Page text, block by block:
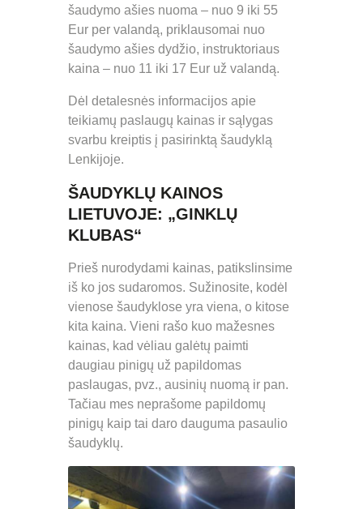
šaudymo ašies nuoma – nuo ​9 iki 55
Eur per valandą, priklausomai nuo
šaudymo ašies dydžio, instruktoriaus
kaina – nuo 11 iki 17 Eur už valandą.
Dėl detalesnės informacijos apie
teikiamų paslaugų kainas ir sąlygas
svarbu kreiptis į pasirinktą šaudyklą
Lenkijoje.
ŠAUDYKLŲ KAINOS
LIETUVOJE: „GINKLŲ
KLUBAS“
Prieš nurodydami kainas, patikslinsime
iš ko jos sudaromos. Sužinosite, kodėl
vienose šaudyklose yra viena, o kitose
kita kaina. Vieni rašo kuo mažesnes
kainas, kad vėliau galėtų paimti
daugiau pinigų už papildomas
paslaugas, pvz., ausinių nuomą ir pan.
Tačiau mes neprašome papildomų
pinigų kaip tai daro dauguma pasaulio
šaudyklų.